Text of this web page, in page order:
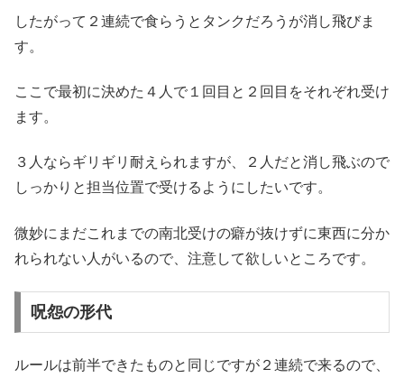
したがって２連続で食らうとタンクだろうが消し飛びま
す。
ここで最初に決めた４人で１回目と２回目をそれぞれ受け
ます。
３人ならギリギリ耐えられますが、２人だと消し飛ぶので
しっかりと担当位置で受けるようにしたいです。
微妙にまだこれまでの南北受けの癖が抜けずに東西に分か
れられない人がいるので、注意して欲しいところです。
呪怨の形代
ルールは前半できたものと同じですが２連続で来るので、